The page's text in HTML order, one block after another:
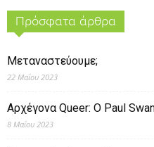
Πρόσφατα άρθρα
Μεταναστεύουμε;
22 Μαΐου 2023
Αρχέγονα Queer: O Paul
8 Μαΐου 2023